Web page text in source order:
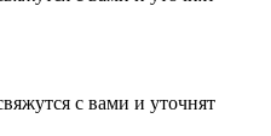
с вами и уточнят